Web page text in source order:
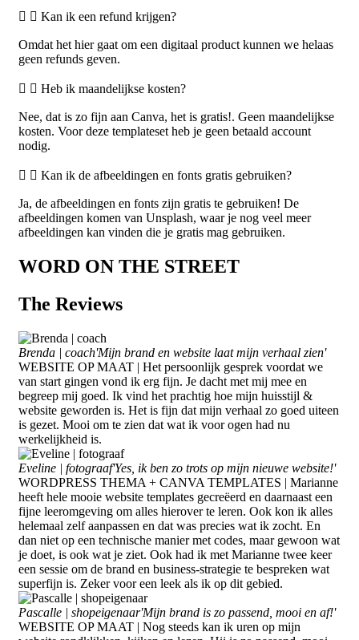
Kan ik een refund krijgen?
Omdat het hier gaat om een digitaal product kunnen we helaas
geen refunds geven.
Heb ik maandelijkse kosten?
Nee, dat is zo fijn aan Canva, het is gratis!. Geen maandelijkse
kosten. Voor deze templateset heb je geen betaald account
nodig.
Kan ik de afbeeldingen en fonts gratis gebruiken?
Ja, de afbeeldingen en fonts zijn gratis te gebruiken! De
afbeeldingen komen van Unsplash, waar je nog veel meer
afbeeldingen kan vinden die je gratis mag gebruiken.
WORD ON THE STREET
The Reviews
Brenda | coach'Mijn brand en website laat mijn verhaal zien'
WEBSITE OP MAAT | Het persoonlijk gesprek voordat we
van start gingen vond ik erg fijn. Je dacht met mij mee en
begreep mij goed. Ik vind het prachtig hoe mijn huisstijl &
website geworden is. Het is fijn dat mijn verhaal zo goed uiteen
is gezet. Mooi om te zien dat wat ik voor ogen had nu
werkelijkheid is.
Eveline | fotograaf'Yes, ik ben zo trots op mijn nieuwe website!'
WORDPRESS THEMA + CANVA TEMPLATES | Marianne
heeft hele mooie website templates gecreëerd en daarnaast een
fijne leeromgeving om alles hierover te leren. Ook kon ik alles
helemaal zelf aanpassen en dat was precies wat ik zocht. En
dan niet op een technische manier met codes, maar gewoon wat
je doet, is ook wat je ziet. Ook had ik met Marianne twee keer
een sessie om de brand en business-strategie te bespreken wat
superfijn is. Zeker voor een leek als ik op dit gebied.
Pascalle | shopeigenaar'Mijn brand is zo passend, mooi en af!'
WEBSITE OP MAAT | Nog steeds kan ik uren op mijn